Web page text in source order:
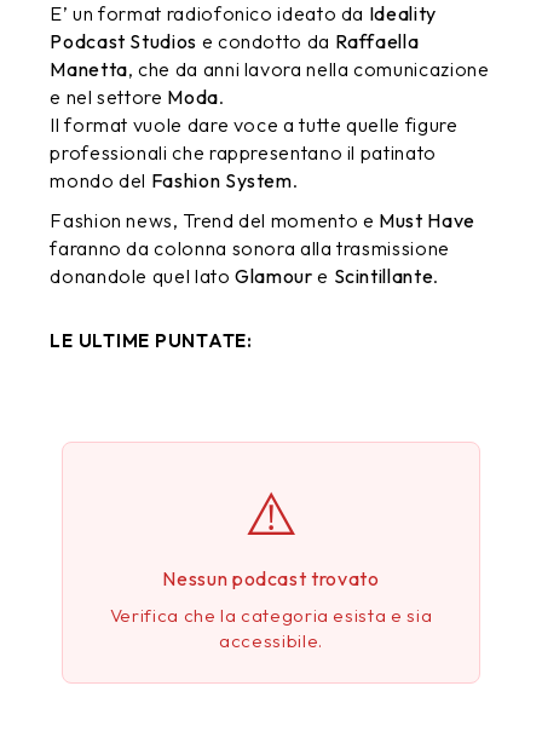
E’ un format radiofonico ideato da Ideality
Podcast Studios e condotto da Raffaella
Manetta, che da anni lavora nella comunicazione
e nel settore Moda.
Il format vuole dare voce a tutte quelle figure
professionali che rappresentano il patinato
mondo del Fashion System.
Fashion news, Trend del momento e Must Have
faranno da colonna sonora alla trasmissione
donandole quel latoGlamour e Scintillante.
LE ULTIME PUNTATE:
⚠️
Nessun podcast trovato
Verifica che la categoria esista e sia
accessibile.